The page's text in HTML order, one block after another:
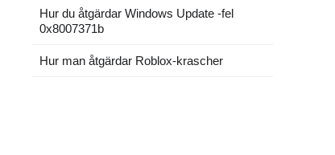
Hur du åtgärdar Windows Update -fel
0x8007371b
Hur man åtgärdar Roblox-krascher